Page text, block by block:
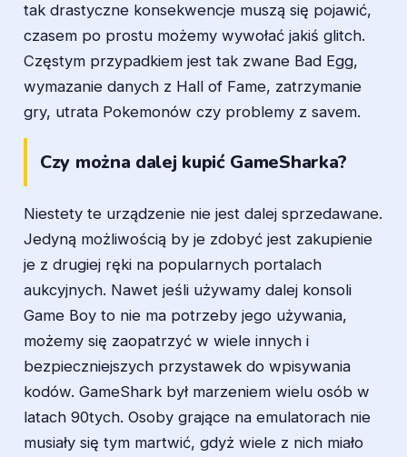
tak drastyczne konsekwencje muszą się pojawić,
czasem po prostu możemy wywołać jakiś glitch.
Częstym przypadkiem jest tak zwane Bad Egg,
wymazanie danych z Hall of Fame, zatrzymanie
gry, utrata Pokemonów czy problemy z savem.
Czy można dalej kupić GameSharka?
Niestety te urządzenie nie jest dalej sprzedawane.
Jedyną możliwością by je zdobyć jest zakupienie
je z drugiej ręki na popularnych portalach
aukcyjnych. Nawet jeśli używamy dalej konsoli
Game Boy to nie ma potrzeby jego używania,
możemy się zaopatrzyć w wiele innych i
bezpieczniejszych przystawek do wpisywania
kodów. GameShark był marzeniem wielu osób w
latach 90tych. Osoby grające na emulatorach nie
musiały się tym martwić, gdyż wiele z nich miało